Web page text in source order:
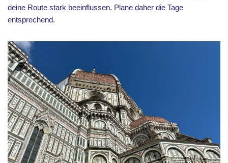
deine Route stark beeinflussen. Plane daher die Tage
entsprechend.